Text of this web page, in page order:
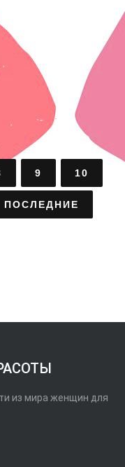
9 10
ПОСЛЕДНИЕ
из мира женщин для